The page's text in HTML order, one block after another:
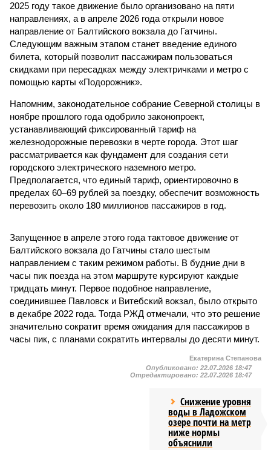
2025 году такое движение было организовано на пяти
направлениях, а в апреле 2026 года открыли новое
направление от Балтийского вокзала до Гатчины.
Следующим важным этапом станет введение единого
билета, который позволит пассажирам пользоваться
скидками при пересадках между электричками и метро с
помощью карты «Подорожник».
Напомним, законодательное собрание Северной столицы в
ноябре прошлого года одобрило законопроект,
устанавливающий фиксированный тариф на
железнодорожные перевозки в черте города. Этот шаг
рассматривается как фундамент для создания сети
городского электрического наземного метро.
Предполагается, что единый тариф, ориентировочно в
пределах 60–69 рублей за поездку, обеспечит возможность
перевозить около 180 миллионов пассажиров в год.
Запущенное в апреле этого года тактовое движение от
Балтийского вокзала до Гатчины стало шестым
направлением с таким режимом работы. В будние дни в
часы пик поезда на этом маршруте курсируют каждые
тридцать минут. Первое подобное направление,
соединившее Павловск и Витебский вокзал, было открыто
в декабре 2022 года. Тогда РЖД отмечали, что это решение
значительно сократит время ожидания для пассажиров в
часы пик, с планами сократить интервалы до десяти минут.
Екатерина Степанова
Опубликовано: 22.07.2026 18:47
Отредактировано: 22.07.2026 18:47
Снижение уровня
воды в Ладожском
озере почти на метр
ниже нормы
объяснили